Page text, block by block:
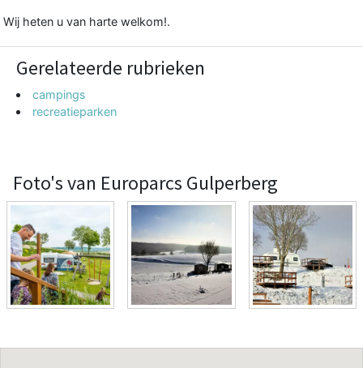
Wij heten u van harte welkom!.
Gerelateerde rubrieken
campings
recreatieparken
Foto's van Europarcs Gulperberg